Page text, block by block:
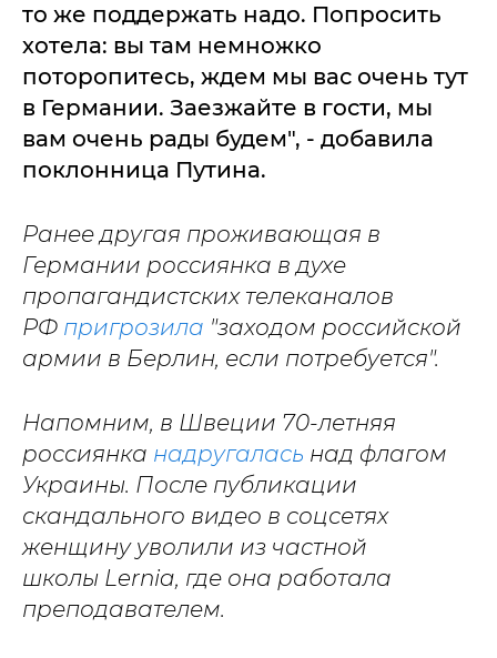
то же поддержать надо. Попросить
хотела: вы там немножко
поторопитесь, ждем мы вас очень тут
в Германии. Заезжайте в гости, мы
вам очень рады будем", - добавила
поклонница Путина.
Ранее другая проживающая в
Германии россиянка в духе
пропагандистских телеканалов
РФ пригрозила "заходом российской
армии в Берлин, если потребуется".
Напомним, в Швеции 70-летняя
россиянка надругалась над флагом
Украины. После публикации
скандального видео в соцсетях
женщину уволили из частной
школы Lernia, где она работала
преподавателем.